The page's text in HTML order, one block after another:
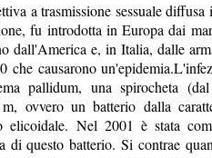
a trasmissione sessuale diffusa
fu introdotta in Europa dai
dall'America e, in Italia, dalle
causarono
pallidum, una spirocheta
ovvero un batterio dalla
elicoidale. Nel 2001 è stata
di questo batterio. Si contrae